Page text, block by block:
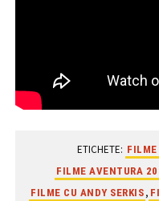
ETICHETE:
FILME AVENTURA
FILME CU ANDY SERKIS ,